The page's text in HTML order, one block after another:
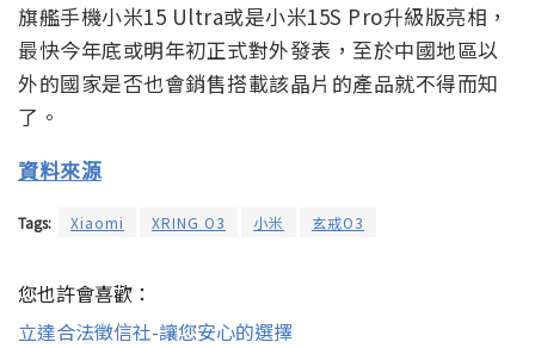
旗艦手機小米15 Ultra或是小米15S Pro升級版亮相，
最快今年底或明年初正式對外發表，至於中國地區以
外的國家是否也會銷售搭載該晶片的產品就不得而知
了。
資料來源
Tags: Xiaomi XRING O3 小米 玄戒O3
您也許會喜歡：
立達合法徵信社-讓您安心的選擇